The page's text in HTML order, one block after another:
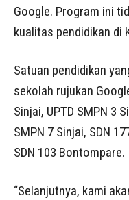
Google. Program ini
kualitas pendidikan di
Satuan pendidikan
sekolah rujukan
Sinjai, UPTD SMPN 3
SMPN 7 Sinjai, SDN
SDN 103 Bontompare.
“Selanjutnya, kami